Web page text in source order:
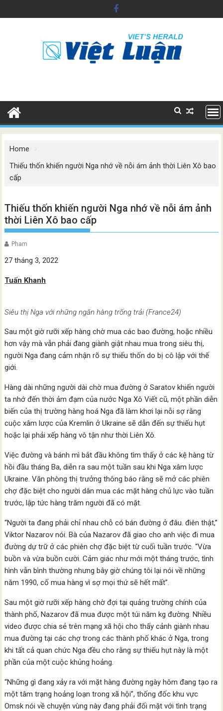
to
Home
Thiếu thốn khiến người Nga nhớ về nỗi ám ảnh thời Liên Xô bao
cấp
Thiếu thốn khiến người Nga nhớ về nỗi ám ảnh
thời Liên Xô bao cấp
Pham
27 tháng 3, 2022
Tuấn Khanh
Siêu thị Nga với những ngăn hàng trống trải (France24)
Sau một giờ rưỡi xếp hàng chờ mua các bao đường, hoặc nhiều
hơn vậy mà vẫn phải đang giành giật nhau mua trong siêu thị,
người Nga đang cảm nhận rõ sự thiếu thốn do bị cô lập với thế
giới.
Hàng dài những người dài chờ mua đường ở Saratov khiến người
ta nhớ đến thời ảm đạm của nước Nga Xô Viết cũ, một phần diễn
biến của thị trường hàng hoá Nga đã làm khơi lại nỗi sợ rằng
cuộc xâm lược của Kremlin ở Ukraine sẽ dẫn đến sự thiếu hụt
hoặc lại phải xếp hàng vô tận như thời Liên Xô.
Việc đường và bánh mì bắt đầu không tìm thấy ở các kệ hàng từ
hồi đầu tháng Ba, diễn ra sau một tuần sau khi Nga xâm lược
Ukraine. Văn phòng thị trưởng thông báo rằng sẽ mở các phiên
chợ đặc biệt cho người dân mua các mặt hàng chủ lực vào tuần
trước, lập tức hàng trăm người đã có mặt.
“Người ta đang phải chỉ nhau chỗ có bán đường ở đâu. điên thật,”
Viktor Nazarov nói. Bà của Nazarov đã giao cho anh việc đi mua
đường dự trữ ở các phiên chợ đặc biệt từ cuối tuần trước. “Vừa
buồn và vừa buồn cười. Cảm giác như mới một tháng trước, tình
hình vẫn bình thường nhưng bây giờ chúng tôi lại nói về những
năm 1990, cố mua hàng vì sợ mọi thứ sẽ hết mất”.
Sau một giờ rưỡi xếp hàng chờ đợi tại quảng trường chính của
thành phố, Nazarov đã mua được một túi năm kg đường. Nhiều
video được chia sẻ trên mạng xã hội cho thấy cảnh giành nhau
mua đường tại các chợ trong các thành phố khác ở Nga, trong
khi tất cả quan chức Nga đều cho rằng sự thiếu hụt này là một
phần của một cuộc khủng hoảng.
“Những gì đang xảy ra với mặt hàng đường ngày hôm đang tạo ra
một tâm trạng hoảng loạn trong xã hội”, thống đốc khu vực
Omsk nói về chuyện vùng này đang phải đối mặt với tình trạng